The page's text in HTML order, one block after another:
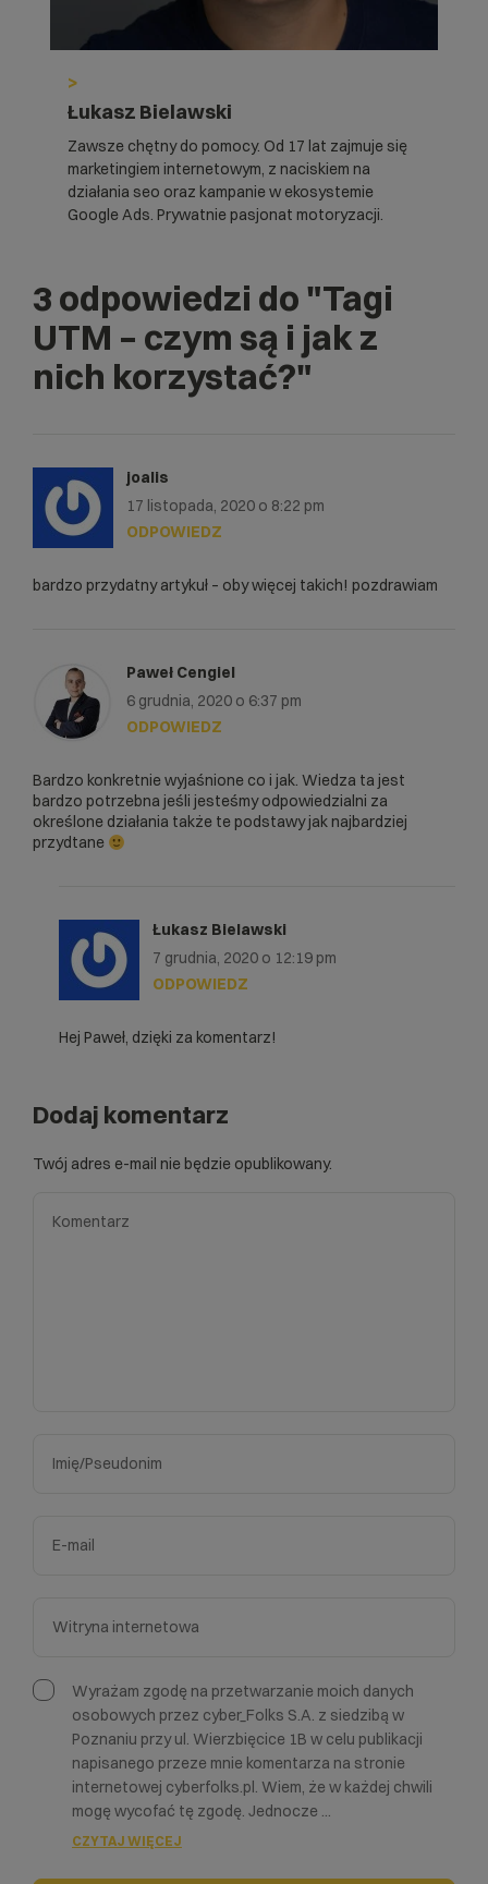
>
Łukasz Bielawski
Zawsze chętny do pomocy. Od 17 lat zajmuje się
marketingiem internetowym, z naciskiem na
działania seo oraz kampanie w ekosystemie
Google Ads. Prywatnie pasjonat motoryzacji.
3 odpowiedzi do "Tagi
UTM – czym są i jak z
nich korzystać?"
joalis
17 listopada, 2020 o 8:22 pm
bardzo przydatny artykuł – oby więcej takich! pozdrawiam
ODPOWIEDZ
Paweł Cengiel
6 grudnia, 2020 o 6:37 pm
Bardzo konkretnie wyjaśnione co i jak. Wiedza ta jest
bardzo potrzebna jeśli jesteśmy odpowiedzialni za
określone działania także te podstawy jak najbardziej
przydtane
ODPOWIEDZ
Łukasz Bielawski
7 grudnia, 2020 o 12:19 pm
Hej Paweł, dzięki za komentarz!
ODPOWIEDZ
Dodaj komentarz
Twój adres e-mail nie będzie opublikowany.
Wyrażam zgodę na przetwarzanie moich danych
osobowych przez cyber_Folks S.A. z siedzibą w
Poznaniu przy ul. Wierzbięcice 1B w celu publikacji
napisanego przeze mnie komentarza na stronie
internetowej cyberfolks.pl. Wiem, że w każdej chwili
mogę wycofać tę zgodę. Jednocze ...
CZYTAJ WIĘCEJ